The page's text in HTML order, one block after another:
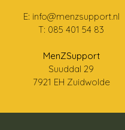
E: info@menzsupport.nl
T: 085 401 54 83
MenZSupport
Suuddal 29
7921 EH Zuidwolde